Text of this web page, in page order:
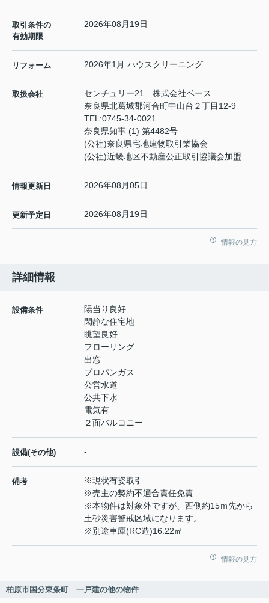
取引条件の
有効期限
2026年08月19日
リフォーム 2026年1月 ハウスクリーニング
取扱会社
センチュリー21 株式会社ベース
奈良県北葛城郡河合町中山台２丁目12-9
TEL:0745-34-0021
奈良県知事 (1) 第4482号
(公社)奈良県宅地建物取引業協会
(公社)近畿地区不動産公正取引協議会加盟
情報更新日 2026年08月05日
更新予定日 2026年08月19日
情報の見方
詳細情報
設備条件
陽当り良好
閑静な住宅地
眺望良好
フローリング
出窓
プロパンガス
公営水道
公共下水
電気有
２面バルコニー
設備(その他) -
備考
※現状有姿取引
※売主の契約不適合責任免責
※本物件は対象外ですが、西側約15ｍ先から
土砂災害警戒区域になります。
※別途車庫(RC造)16.22㎡
情報の見方
柏原市国分東条町 一戸建の他の物件